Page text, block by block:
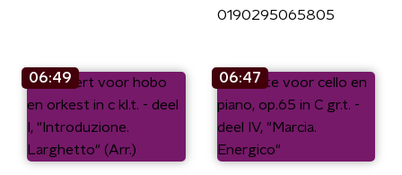
0190295065805
06:49 06:47